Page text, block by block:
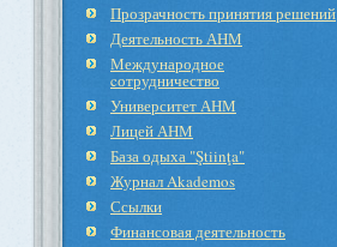
Прозрачность принятия решений
Деятельность АНМ
Международное
cотрудничество
Университет АНМ
Лицей АНМ
База одыха "Ştiinţa"
Журнал Akademos
Ссылки
Финансовая деятельность